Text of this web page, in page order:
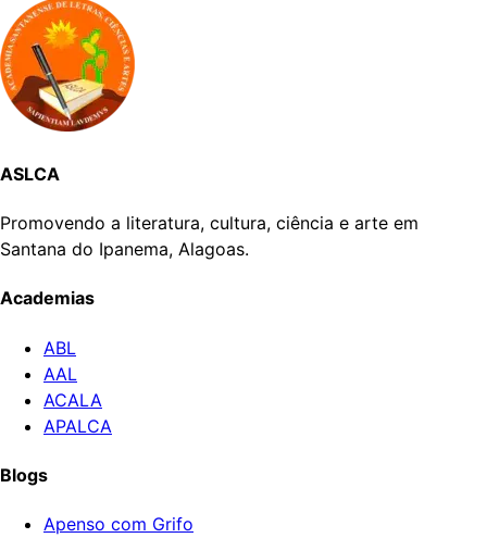
ASLCA
Promovendo a literatura, cultura, ciência e arte em
Santana do Ipanema, Alagoas.
Academias
ABL
AAL
ACALA
APALCA
Blogs
Apenso com Grifo